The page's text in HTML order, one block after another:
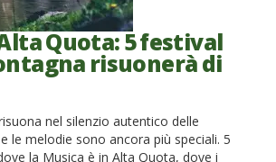
Quota: 5 festival
risuonerà di
nel silenzio autentico delle
le melodie sono ancora più speciali. 5
la Musica è in Alta Quota, dove i